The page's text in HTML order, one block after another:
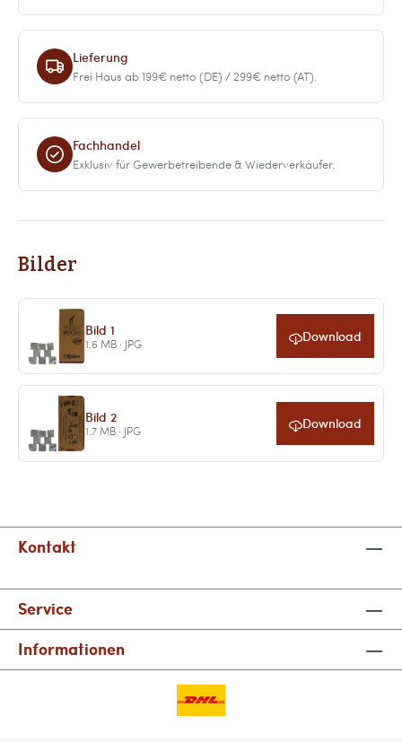
Lieferung
Frei Haus ab 199€ netto (DE) / 299€ netto (AT).
Fachhandel
Exklusiv für Gewerbetreibende & Wiederverkäufer.
Bilder
Bild 1
1.6 MB · JPG Download
Bild 2
1.7 MB · JPG Download
Kontakt
Service
Informationen